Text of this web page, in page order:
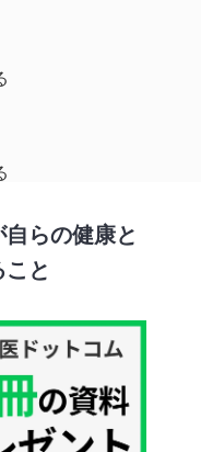
らの健康と家族を守るため
らの健康と
と